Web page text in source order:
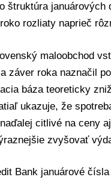
štruktúra januárových
rozliaty naprieč
maloobchod
záver roka naznačil
báza teoreticky
ukazuje, že
citlivé na ceny
zvyšovať
Bank januárové